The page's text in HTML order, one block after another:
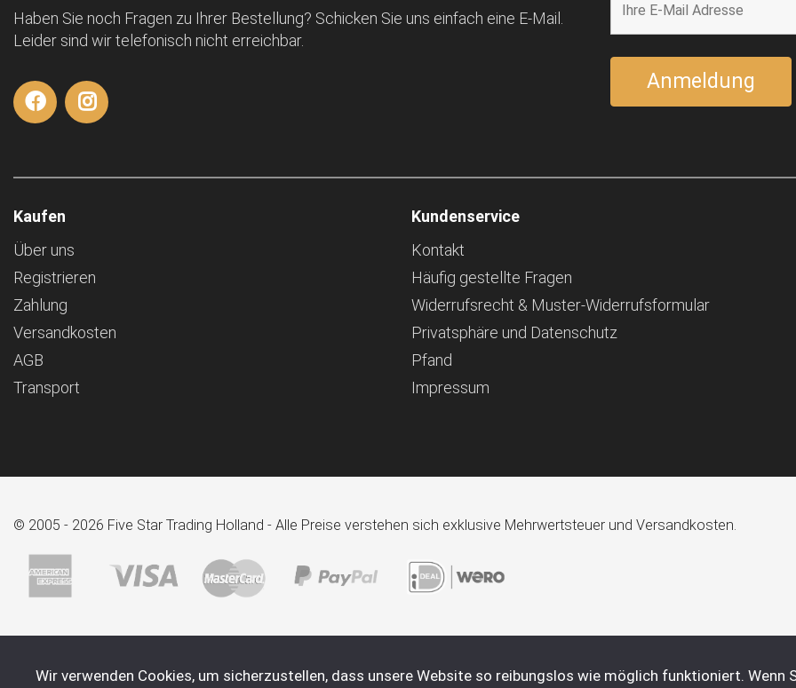
Haben Sie noch Fragen zu Ihrer Bestellung? Schicken Sie uns einfach eine E-Mail.
Leider sind wir telefonisch nicht erreichbar.
Kaufen
Über uns
Registrieren
Zahlung
Versandkosten
AGB
Transport
Kundenservice
Kontakt
Häufig gestellte Fragen
Widerrufsrecht & Muster-Widerrufsformular
Privatsphäre und Datenschutz
Pfand
Impressum
© 2005 - 2026 Five Star Trading Holland - Alle Preise verstehen sich exklusive Mehrwertsteuer und Versandkosten.
Wir verwenden Cookies, um sicherzustellen, dass unsere Website so reibungslos wie möglich funktioniert. Wenn